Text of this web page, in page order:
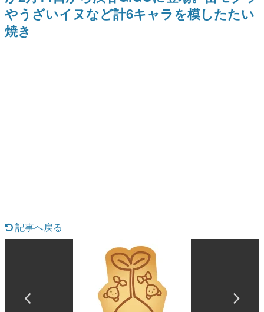
日本モバイルゲーム産業史
日本のモバイルゲーム史における主要なトピック・タイト
特集記事
アプリレビュー
やうざいイヌなど計6キャラを模したたい
焼き
記事へ戻る